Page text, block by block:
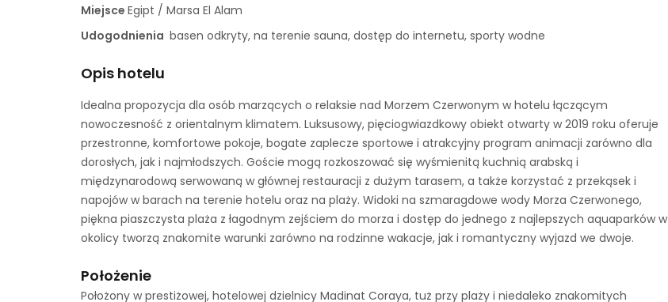
Miejsce Egipt / Marsa El Alam
Udogodnienia basen odkryty, na terenie sauna, dostęp do internetu, sporty wodne
Opis hotelu
Idealna propozycja dla osób marzących o relaksie nad Morzem Czerwonym w hotelu łączącym
nowoczesność z orientalnym klimatem. Luksusowy, pięciogwiazdkowy obiekt otwarty w 2019 roku oferuje
przestronne, komfortowe pokoje, bogate zaplecze sportowe i atrakcyjny program animacji zarówno dla
dorosłych, jak i najmłodszych. Goście mogą rozkoszować się wyśmienitą kuchnią arabską i
międzynarodową serwowaną w głównej restauracji z dużym tarasem, a także korzystać z przekąsek i
napojów w barach na terenie hotelu oraz na plaży. Widoki na szmaragdowe wody Morza Czerwonego,
piękna piaszczysta plaża z łagodnym zejściem do morza i dostęp do jednego z najlepszych aquaparków w
okolicy tworzą znakomite warunki zarówno na rodzinne wakacje, jak i romantyczny wyjazd we dwoje.
Położenie
Położony w prestiżowej, hotelowej dzielnicy Madinat Coraya, tuż przy plaży i niedaleko znakomitych